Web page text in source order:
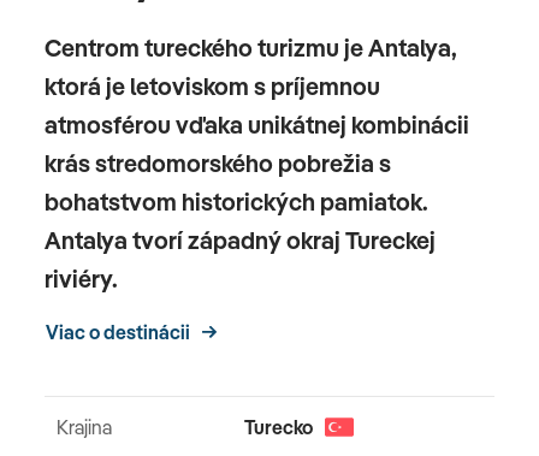
Centrom tureckého turizmu je Antalya,
ktorá je letoviskom s príjemnou
atmosférou vďaka unikátnej kombinácii
krás stredomorského pobrežia s
bohatstvom historických pamiatok.
Antalya tvorí západný okraj Tureckej
riviéry.
Viac o destinácii
Krajina Turecko